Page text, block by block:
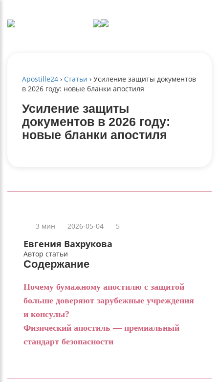
Apostille24 › Статьи › Усиление защиты документов
в 2026 году: новые бланки апостиля
Усиление защиты
документов в 2026 году:
новые бланки апостиля
Содержание
Почему бумажному апостилю с защитой
больше доверяют зарубежные учреждения
и консулы?
Физический апостиль — премиальный
стандарт безопасности
3 мин 2026-05-04 5
Евгения Вахрукова
Автор статьи